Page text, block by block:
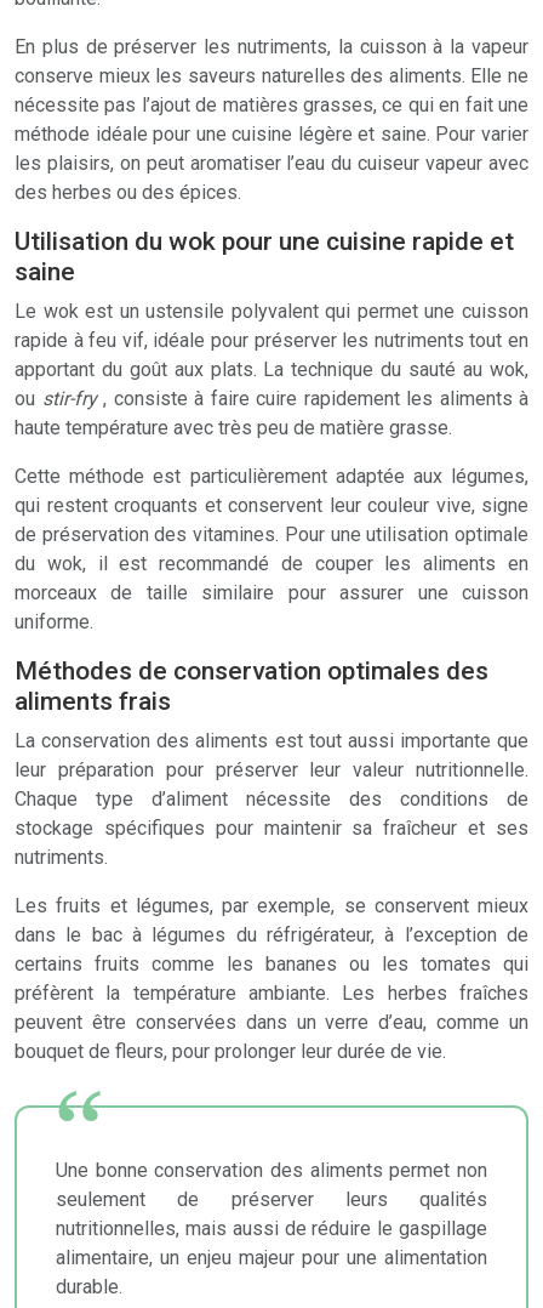
En plus de préserver les nutriments, la cuisson à la vapeur
conserve mieux les saveurs naturelles des aliments. Elle ne
nécessite pas l’ajout de matières grasses, ce qui en fait une
méthode idéale pour une cuisine légère et saine. Pour varier
les plaisirs, on peut aromatiser l’eau du cuiseur vapeur avec
des herbes ou des épices.
Utilisation du wok pour une cuisine rapide et
saine
Le wok est un ustensile polyvalent qui permet une cuisson
rapide à feu vif, idéale pour préserver les nutriments tout en
apportant du goût aux plats. La technique du sauté au wok,
ou stir-fry, consiste à faire cuire rapidement les aliments à
haute température avec très peu de matière grasse.
Cette méthode est particulièrement adaptée aux légumes,
qui restent croquants et conservent leur couleur vive, signe
de préservation des vitamines. Pour une utilisation optimale
du wok, il est recommandé de couper les aliments en
morceaux de taille similaire pour assurer une cuisson
uniforme.
Méthodes de conservation optimales des
aliments frais
La conservation des aliments est tout aussi importante que
leur préparation pour préserver leur valeur nutritionnelle.
Chaque type d’aliment nécessite des conditions de
stockage spécifiques pour maintenir sa fraîcheur et ses
nutriments.
Les fruits et légumes, par exemple, se conservent mieux
dans le bac à légumes du réfrigérateur, à l’exception de
certains fruits comme les bananes ou les tomates qui
préfèrent la température ambiante. Les herbes fraîches
peuvent être conservées dans un verre d’eau, comme un
bouquet de fleurs, pour prolonger leur durée de vie.
Une bonne conservation des aliments permet non
seulement de préserver leurs qualités
nutritionnelles, mais aussi de réduire le gaspillage
alimentaire, un enjeu majeur pour une alimentation
durable.